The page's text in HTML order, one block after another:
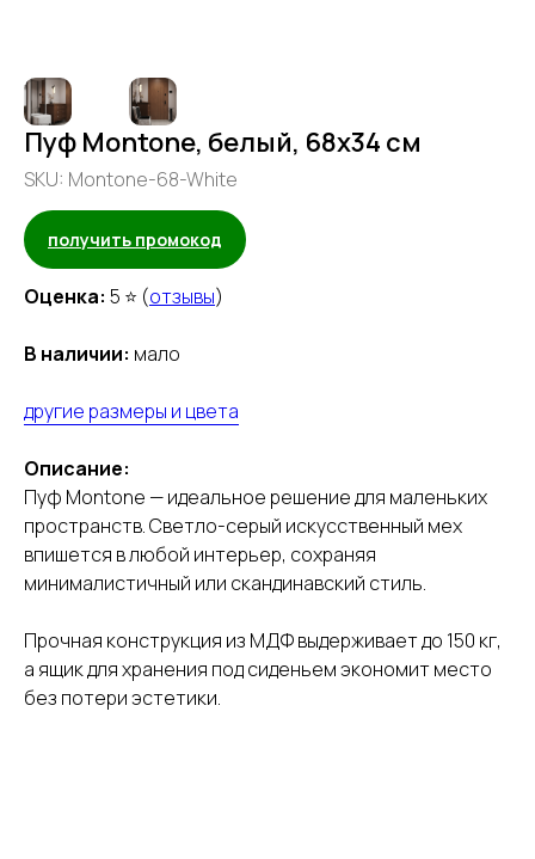
Пуф Montone, белый, 68x34 см
SKU: Montone-68-White
получить промокод
Оценка: 5 ⭐ (отзывы)
В наличии: мало
другие размеры и цвета
Описание:
Пуф Montone — идеальное решение для маленьких
пространств. Светло-серый искусственный мех
впишется в любой интерьер, сохраняя
минималистичный или скандинавский стиль.
Прочная конструкция из МДФ выдерживает до 150 кг,
а ящик для хранения под сиденьем экономит место
без потери эстетики.